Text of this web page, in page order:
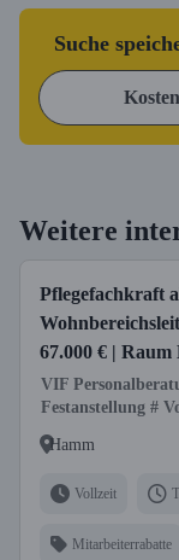
Suche
Weitere
Pflegefachkraft
67.000 € | Raum
VIF
Festanstellung #
Hamm
Vollzeit
Mitarbeiterrabatte